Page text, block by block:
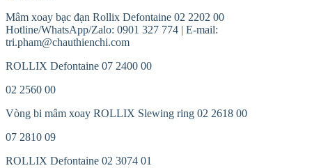
Mâm xoay bạc đạn Rollix Defontaine 02 2202 00
Hotline/WhatsApp/Zalo: 0901 327 774 | E-mail:
tri.pham@chauthienchi.com
ROLLIX Defontaine 07 2400 00
02 2560 00
Vòng bi mâm xoay ROLLIX Slewing ring 02 2618 00
07 2810 09
ROLLIX Defontaine 02 3074 01